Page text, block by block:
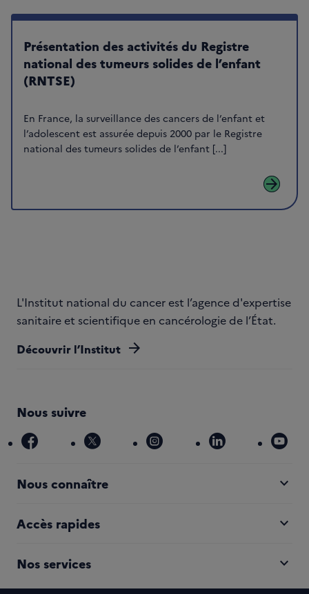
Présentation des activités du Registre
national des tumeurs solides de l’enfant
(RNTSE)
En France, la surveillance des cancers de l’enfant et
l’adolescent est assurée depuis 2000 par le Registre
national des tumeurs solides de l’enfant [...]
arrow_forward
L'Institut national du cancer est l’agence d'expertise
sanitaire et scientifique en cancérologie de l’État.
Découvrir l’Institut arrow_forward
Nous suivre
facebook x instagram linkedin
Nous connaître expand_more
Accès rapides expand_more
Nos services expand_more